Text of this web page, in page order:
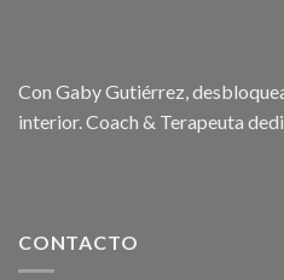
Con Gaby Gutiérrez,
interior. Coach & Terapeuta
CONTACTO